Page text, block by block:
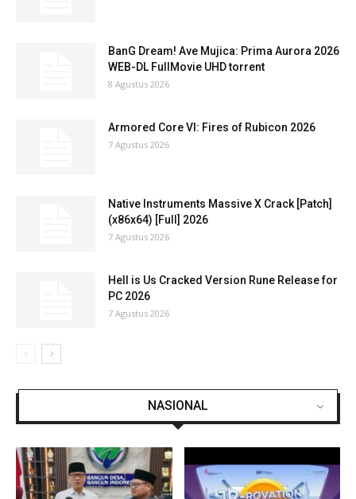
BanG Dream! Ave Mujica: Prima Aurora 2026
WEB-DL FullMovie UHD torrent
8 Agustus 2026
Armored Core VI: Fires of Rubicon 2026
7 Agustus 2026
Native Instruments Massive X Crack [Patch]
(x86x64) [Full] 2026
7 Agustus 2026
Hell is Us Cracked Version Rune Release for
PC 2026
7 Agustus 2026
NASIONAL